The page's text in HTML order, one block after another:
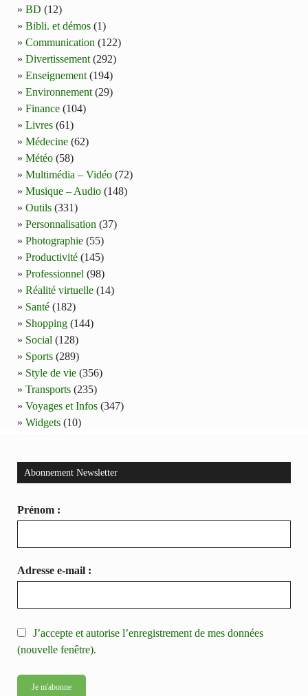
BD (12)
Bibli. et démos (1)
Communication (122)
Divertissement (292)
Enseignement (194)
Environnement (29)
Finance (104)
Livres (61)
Médecine (62)
Météo (58)
Multimédia – Vidéo (72)
Musique – Audio (148)
Outils (331)
Personnalisation (37)
Photographie (55)
Productivité (145)
Professionnel (98)
Réalité virtuelle (14)
Santé (182)
Shopping (144)
Social (128)
Sports (289)
Style de vie (356)
Transports (235)
Voyages et Infos (347)
Widgets (10)
Abonnement Newsletter
Prénom :
Adresse e-mail :
J’accepte et autorise l’enregistrement de mes données
(nouvelle fenêtre).